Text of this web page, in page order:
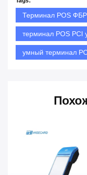
Терминал POS
терминал POS PCI
умный терминал